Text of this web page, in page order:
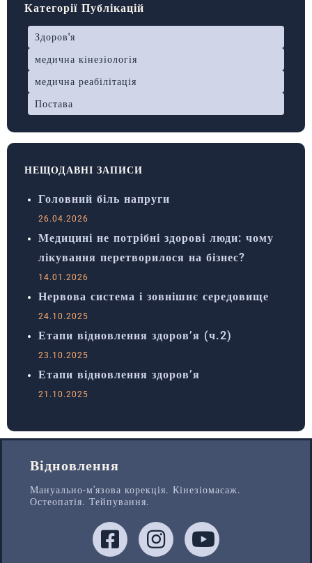
Категорії Публікацій
Здоров'я
медична кінезіологія
медична реабілітація
Постава
НЕЩОДАВНІ ЗАПИСИ
Головний біль напруги
26.04.2026
Медицині не потрібні здорові люди: чому
лікування перетворилося на бізнес?
14.01.2026
Нервова система і зовнішнє середовище
24.10.2025
Етапи відновлення здоров’я (ч.2)
23.10.2025
Етапи відновлення здоров’я
21.10.2025
Відновлення
Мануально-м'язова корекція. Кінезіомасаж.
Остеопатія. Тейпування.